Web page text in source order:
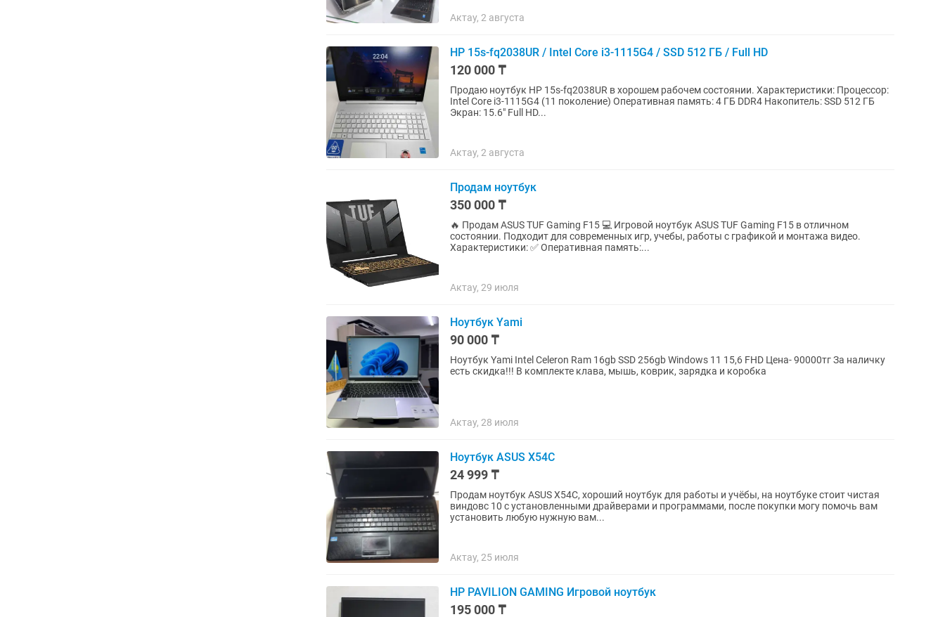
Актау, 2 августа
HP 15s-fq2038UR / Intel Core i3-1115G4 / SSD 512 ГБ / Full HD
120 000 ₸
Продаю ноутбук HP 15s-fq2038UR в хорошем рабочем состоянии. Характеристики: Процессор:
Intel Core i3-1115G4 (11 поколение) Оперативная память: 4 ГБ DDR4 Накопитель: SSD 512 ГБ
Экран: 15.6" Full HD...
Актау, 2 августа
Продам ноутбук
350 000 ₸
🔥 Продам ASUS TUF Gaming F15 💻 Игровой ноутбук ASUS TUF Gaming F15 в отличном
состоянии. Подходит для современных игр, учебы, работы с графикой и монтажа видео.
Характеристики: ✅ Оперативная память:...
Актау, 29 июля
Ноутбук Yami
90 000 ₸
Ноутбук Yami Intel Celeron Ram 16gb SSD 256gb Windows 11 15,6 FHD Цена- 90000тг За наличку
есть скидка!!! В комплекте клава, мышь, коврик, зарядка и коробка
Актау, 28 июля
Ноутбук ASUS X54C
24 999 ₸
Продам ноутбук ASUS X54C, хороший ноутбук для работы и учёбы, на ноутбуке стоит чистая
виндовс 10 с установленными драйверами и программами, после покупки могу помочь вам
установить любую нужную вам...
Актау, 25 июля
HP PAVILION GAMING Игровой ноутбук
195 000 ₸